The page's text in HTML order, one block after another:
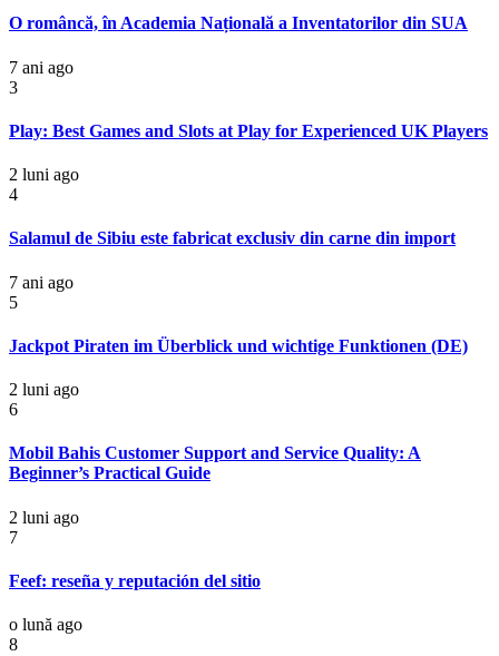
O româncă, în Academia Națională a Inventatorilor din SUA
7 ani ago
3
Play: Best Games and Slots at Play for Experienced UK Players
2 luni ago
4
Salamul de Sibiu este fabricat exclusiv din carne din import
7 ani ago
5
Jackpot Piraten im Überblick und wichtige Funktionen (DE)
2 luni ago
6
Mobil Bahis Customer Support and Service Quality: A
Beginner’s Practical Guide
2 luni ago
7
Feef: reseña y reputación del sitio
o lună ago
8